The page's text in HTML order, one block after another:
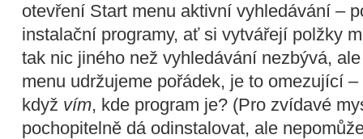
otevření Start menu aktivní vyhledávání –
instalační programy, ať si vytvářejí polžky
tak nic jiného než vyhledávání nezbývá,
menu udržujeme pořádek, je to omezující
když vím, kde program je? (Pro zvídavé
pochopitelně dá odinstalovat, ale